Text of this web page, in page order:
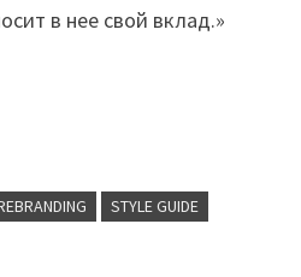
в нее свой вклад.»
STYLE GUIDE